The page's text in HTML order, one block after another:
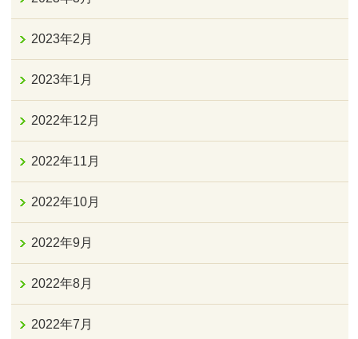
2023年2月
2023年1月
2022年12月
2022年11月
2022年10月
2022年9月
2022年8月
2022年7月